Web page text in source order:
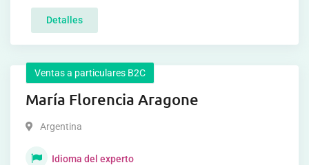
Detalles
Ventas a particulares B2C
María Florencia Aragone
Argentina
Idioma del experto